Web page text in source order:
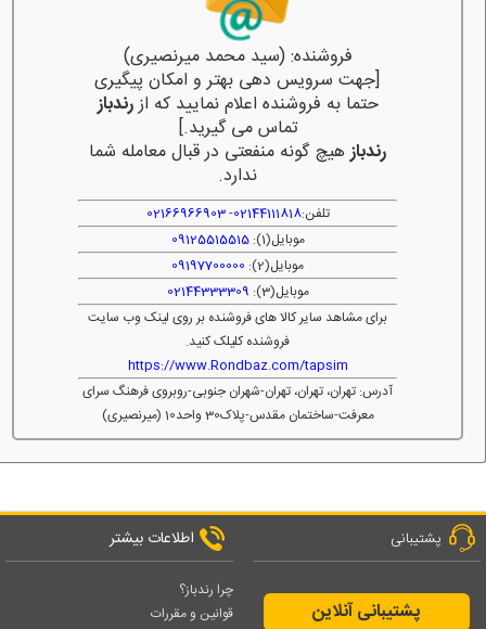
فروشنده: (سید محمد میرنصیری)
[جهت سرویس دهی بهتر و امکان پیگیری
حتما به فروشنده اعلام نمایید که ازرندباز
تماس می گیرید.]
رندبازهیچ گونه منفعتی در قبال معامله شما
ندارد.
تلفن:02144111818
-
02166966903
موبایل(1):
09125515515
موبایل(2):
09197700000
موبایل(3):
02144333309
برای مشاهد سایر کالا های فروشنده بر روی لینک وب سایت
فروشنده کلیلک کنید.
https://www.Rondbaz.com/tapsim
آدرس: تهران، تهران، تهران-شهران جنوبی-روبروی فرهنگ سرای
معرفت-ساختمان مقدس-پلاک30 واحد10 (میرنصیری)
پشتیبانی
پشتیبانی آنلاین
اطلاعات بیشتر
چرا رندباز؟
قوانین و مقررات